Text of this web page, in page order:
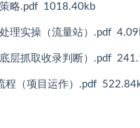
略.pdf 1018.40kb
理实操（流量站）.pdf
层抓取收录判断）.pdf
程（项目运作）.pdf